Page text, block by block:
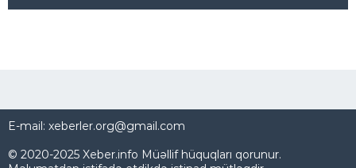
E-mail: xeberler.org@gmail.com
© 2020-2025 Xeber.info Müəllif hüquqları qorunur.